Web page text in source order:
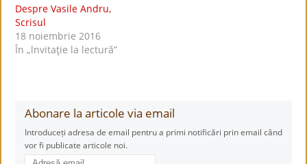
Despre Vasile Andru,
Scrisul
18 noiembrie 2016
În „lnvitaţie la lectură”
Abonare la articole via email
Introduceți adresa de email pentru a primi notificări prin email când
vor fi publicate articole noi.
Adresă